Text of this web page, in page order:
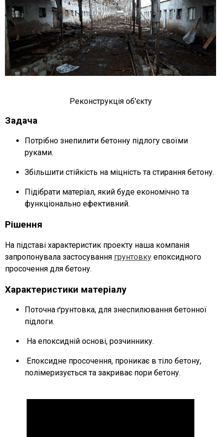
Реконструкція об'єкту
Задача
Потрібно знепилити бетонну підлогу своїми
руками.
Збільшити стійкість на міцність та стирання бетону.
Підібрати матеріал, який буде економічно та
функціонально ефективний.
Рішення
На підставі характеристик проекту наша компанія
запропонувала застосування грунтовку епоксидного
просочення для бетону.
Характеристики матеріалу
Поточна ґрунтовка, для знеспилювання бетонної
підлоги.
На епоксидній основі, розчиннику.
Епоксидне просочення, проникає в тіло бетону,
полімеризується та закриває пори бетону.